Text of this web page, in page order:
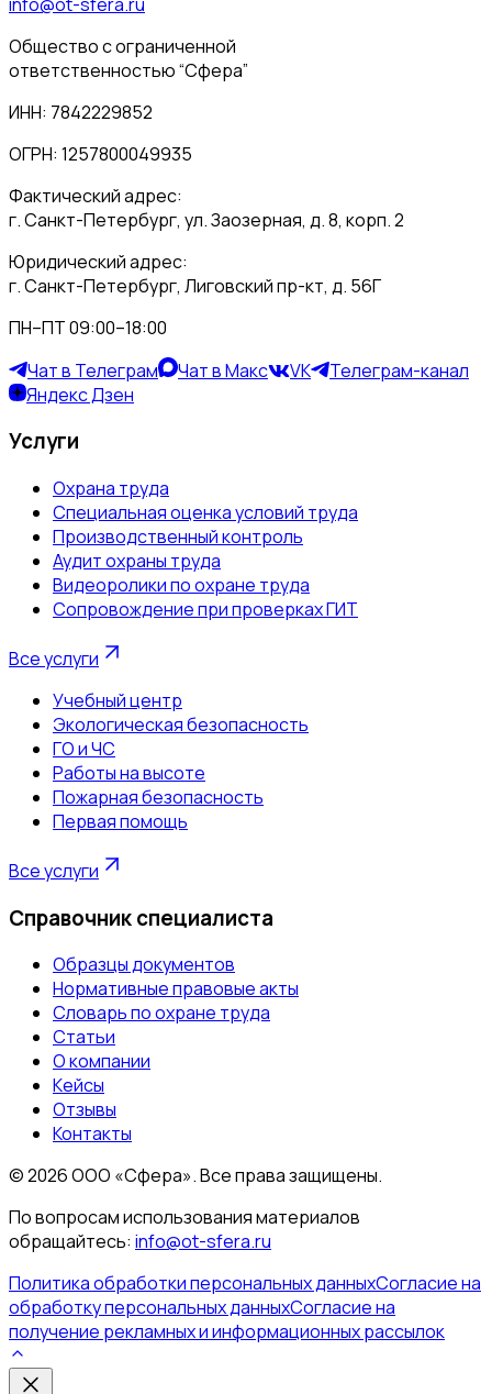
Общество с ограниченной
ответственностью “Сфера”
ИНН: 7842229852
ОГРН: 1257800049935
Фактический адрес:
г. Санкт-Петербург, ул. Заозерная, д. 8, корп. 2
Юридический адрес:
г. Санкт-Петербург, Лиговский пр-кт, д. 56Г
ПН–ПТ 09:00–18:00
Чат в Телеграм
Чат в Макс VK
Телеграм-канал
Яндекс Дзен
Услуги
Охрана труда
Специальная оценка условий труда
Производственный контроль
Аудит охраны труда
Видеоролики по охране труда
Сопровождение при проверках ГИТ
Все услуги
Учебный центр
Экологическая безопасность
ГО и ЧС
Работы на высоте
Пожарная безопасность
Первая помощь
Все услуги
Справочник специалиста
Образцы документов
Нормативные правовые акты
Словарь по охране труда
Статьи
О компании
Кейсы
Отзывы
Контакты
©2026ООО «Сфера». Все права защищены.
По вопросам использования материалов
обращайтесь: info@ot-sfera.ru
Политика обработки персональных данныхСогласие на
обработку персональных данныхСогласие на
получение рекламных и информационных рассылок